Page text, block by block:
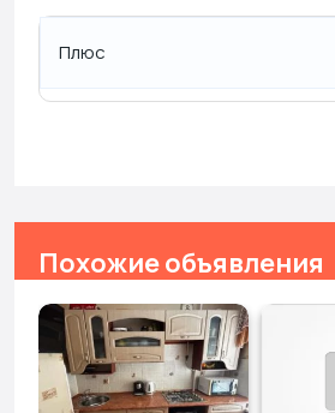
Плюс
Похожие объявления